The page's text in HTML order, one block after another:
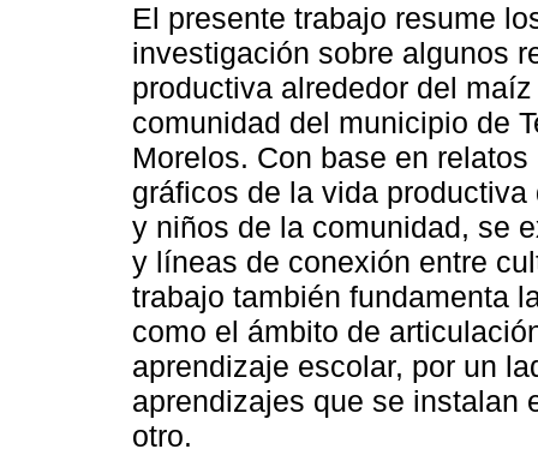
El presente trabajo resume
investigación sobre algunos
productiva alrededor del
comunidad del municipio de
Morelos. Con base en relatos
gráficos de la vida productiva
y niños de la comunidad, se
y líneas de conexión entre
trabajo también fundamenta
como el ámbito de
aprendizaje escolar, por un
aprendizajes que se instalan
otro.